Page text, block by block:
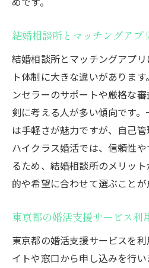
結婚相談所とマッチングアプ
結婚相談所とマッチングアプ
ト体制に大きな違いがありま
ンセラーのサポートや厳格な
剣に考える人が多い傾向です
は手軽さが魅力ですが、自己
ハイクラス婚活では、信頼性
るため、結婚相談所のメリッ
的や希望に合わせて選ぶことが
東京都の婚活支援サービス利
東京都の婚活支援サービスを
イトや窓口から申し込みを行